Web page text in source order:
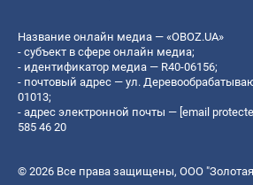
Название онлайн медиа — «OBOZ.UA»
- субъект в сфере онлайн медиа;
- идентификатор медиа — R40-06156;
- почтовый адрес — ул.
01013;
- адрес электронной почты — [email
585 46 20
© 2026 Все права защищены, ООО